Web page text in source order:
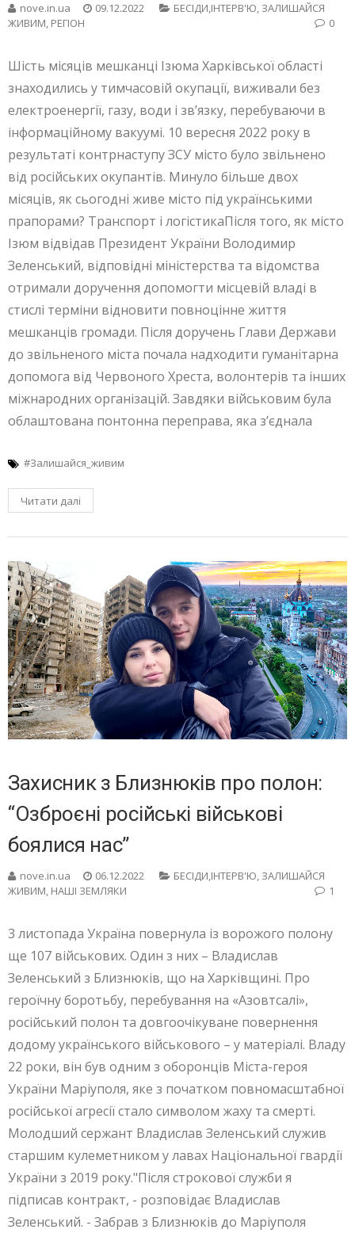
nove.in.ua 09.12.2022 БЕСIДИ,ІНТЕРВ'Ю, ЗАЛИШАЙСЯ
ЖИВИМ, РЕГІОН 0
Шість місяців мешканці Ізюма Харківської області
знаходились у тимчасовій окупації, виживали без
електроенергії, газу, води і зв’язку, перебуваючи в
інформаційному вакуумі. 10 вересня 2022 року в
результаті контрнаступу ЗСУ місто було звільнено
від російських окупантів. Минуло більше двох
місяців, як сьогодні живе місто під українськими
прапорами? Транспорт і логістикаПісля того, як місто
Ізюм відвідав Президент України Володимир
Зеленський, відповідні міністерства та відомства
отримали доручення допомогти місцевій владі в
стислі терміни відновити повноцінне життя
мешканців громади. Після доручень Глави Держави
до звільненого міста почала надходити гуманітарна
допомога від Червоного Хреста, волонтерів та інших
міжнародних організацій. Завдяки військовим була
облаштована понтонна переправа, яка з’єднала
#Залишайся_живим
Читати далі
Захисник з Близнюків про полон:
“Озброєні російські військові
боялися нас”
nove.in.ua 06.12.2022 БЕСIДИ,ІНТЕРВ'Ю, ЗАЛИШАЙСЯ
ЖИВИМ, НАШІ ЗЕМЛЯКИ 1
3 листопада Україна повернула із ворожого полону
ще 107 військових. Один з них – Владислав
Зеленський з Близнюків, що на Харківщині. Про
героїчну боротьбу, перебування на «Азовтсалі»,
російський полон та довгоочікуване повернення
додому українського військового – у матеріалі. Владу
22 роки, він був одним з оборонців Міста-героя
України Маріуполя, яке з початком повномасштабної
російської агресії стало символом жаху та смерті.
Молодший сержант Владислав Зеленський служив
старшим кулеметником у лавах Національної гвардії
України з 2019 року."Після строкової служби я
підписав контракт, - розповідає Владислав
Зеленський. - Забрав з Близнюків до Маріуполя